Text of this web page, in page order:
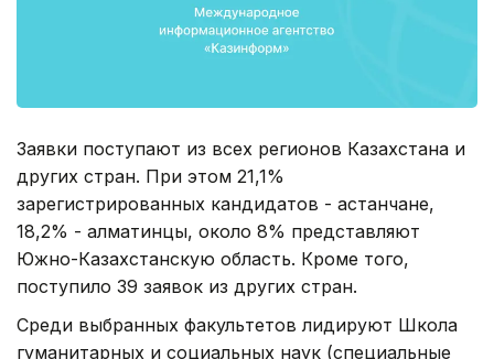
Заявки поступают из всех регионов Казахстана и
других стран. При этом 21,1%
зарегистрированных кандидатов - астанчане,
18,2% - алматинцы, около 8% представляют
Южно-Казахстанскую область. Кроме того,
поступило 39 заявок из других стран.
Среди выбранных факультетов лидируют Школа
гуманитарных и социальных наук (специальные